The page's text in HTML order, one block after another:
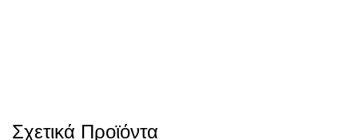
Σχετικά Προϊόντα